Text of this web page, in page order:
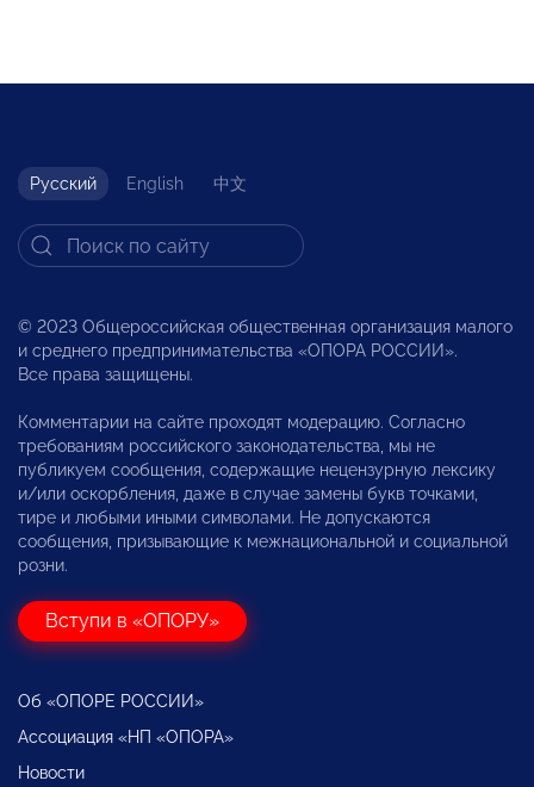
Русский English 中文
© 2023 Общероссийская общественная организация малого
и среднего предпринимательства «ОПОРА РОССИИ».
Все права защищены.
Комментарии на сайте проходят модерацию. Согласно
требованиям российского законодательства, мы не
публикуем сообщения, содержащие нецензурную лексику
и/или оскорбления, даже в случае замены букв точками,
тире и любыми иными символами. Не допускаются
сообщения, призывающие к межнациональной и социальной
розни.
Вступи в «ОПОРУ»
Об «ОПОРЕ РОССИИ»
Ассоциация «НП «ОПОРА»
Новости